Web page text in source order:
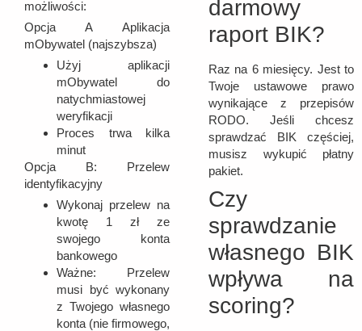
możliwości:
Opcja A Aplikacja
mObywatel (najszybsza)
Użyj aplikacji
mObywatel do
natychmiastowej
weryfikacji
Proces trwa kilka
minut
Opcja B: Przelew
identyfikacyjny
Wykonaj przelew na
kwotę 1 zł ze
swojego konta
bankowego
Ważne: Przelew
musi być wykonany
z Twojego własnego
konta (nie firmowego,
darmowy
raport BIK?
Raz na 6 miesięcy. Jest to
Twoje ustawowe prawo
wynikające z przepisów
RODO. Jeśli chcesz
sprawdzać BIK częściej,
musisz wykupić płatny
pakiet.
Czy
sprawdzanie
własnego BIK
wpływa na
scoring?